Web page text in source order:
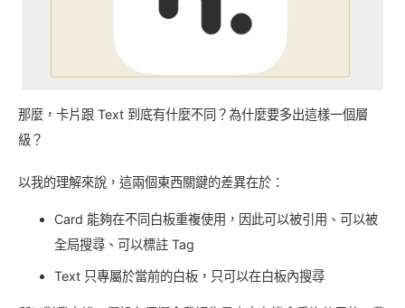
那麼，卡片跟 Text 到底有什麼不同？為什麼要多出這樣一個層
級？
以我的理解來說，這兩個東西關鍵的差異在於：
Card 能夠在不同白板重複使用，因此可以被引用、可以被
全局搜尋、可以標註 Tag
Text 只專屬於當前的白板，只可以在白板內搜尋